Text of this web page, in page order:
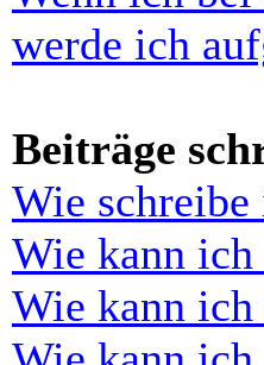
werde ich
Beiträge
Wie
Wie kann ich
Wie kann